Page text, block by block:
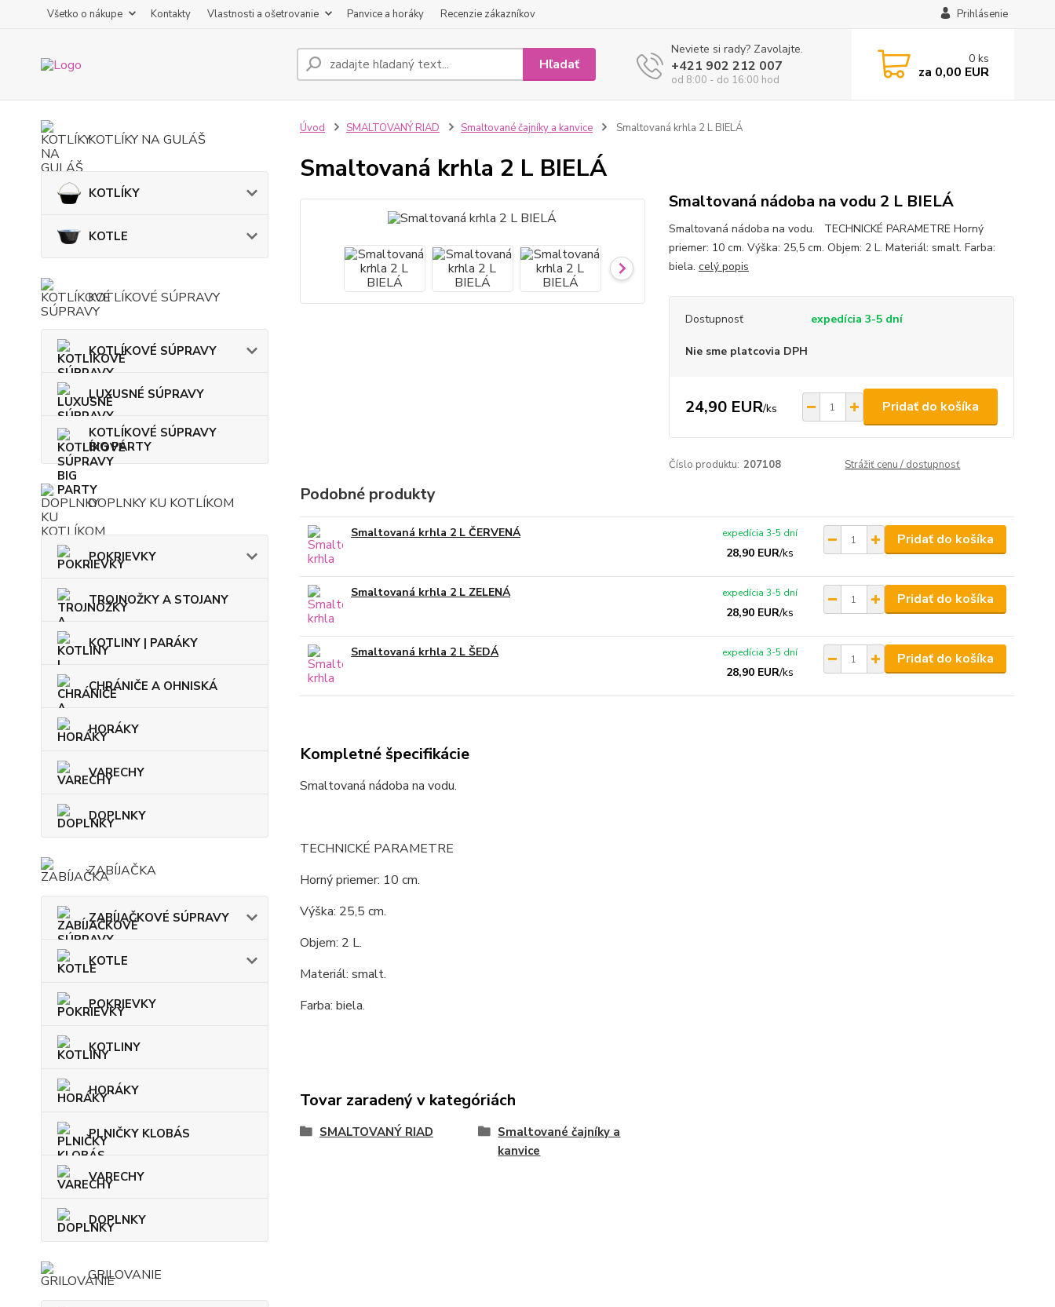
Všetko o nákupe Kontakty Vlastnosti a ošetrovanie Panvice a horáky Recenzie zákazníkov Prihlásenie
Hľadať
Neviete si rady? Zavolajte.
+421 902 212 007
od 8:00 - do 16:00 hod
0 ks
za 0,00 EUR
KOTLÍKY NA GULÁŠ
KOTLÍKY
KOTLE
KOTLÍKOVÉ SÚPRAVY
KOTLÍKOVÉ SÚPRAVY
LUXUSNÉ SÚPRAVY
KOTLÍKOVÉ SÚPRAVY
BIG PARTY
DOPLNKY KU KOTLÍKOM
POKRIEVKY
TROJNOŽKY A STOJANY
KOTLINY | PARÁKY
CHRÁNIČE A OHNISKÁ
HORÁKY
VARECHY
DOPLNKY
ZABÍJAČKA
ZABÍJAČKOVÉ SÚPRAVY
KOTLE
POKRIEVKY
KOTLINY
HORÁKY
PLNIČKY KLOBÁS
VARECHY
DOPLNKY
GRILOVANIE
Úvod SMALTOVANÝ RIAD Smaltované čajníky a kanvice Smaltovaná krhla 2 L BIELÁ
Smaltovaná krhla 2 L BIELÁ
Smaltovaná nádoba na vodu 2 L BIELÁ
Smaltovaná nádoba na vodu. TECHNICKÉ PARAMETRE Horný
priemer: 10 cm. Výška: 25,5 cm. Objem: 2 L. Materiál: smalt. Farba:
biela. celý popis
Dostupnosť expedícia 3-5 dní
Nie sme platcovia DPH
24,90 EUR/ks Pridať do košíka
Číslo produktu: 207108 Strážiť cenu / dostupnosť
Podobné produkty
Smaltovaná krhla 2 L ČERVENÁ
28,90 EUR/ks
expedícia 3-5 dní Pridať do košíka
Smaltovaná krhla 2 L ZELENÁ
28,90 EUR/ks
expedícia 3-5 dní Pridať do košíka
Smaltovaná krhla 2 L ŠEDÁ
28,90 EUR/ks
expedícia 3-5 dní Pridať do košíka
Kompletné špecifikácie
Smaltovaná nádoba na vodu.
TECHNICKÉ PARAMETRE
Horný priemer: 10 cm.
Výška: 25,5 cm.
Objem: 2 L.
Materiál: smalt.
Farba: biela.
Tovar zaradený v kategóriách
SMALTOVANÝ RIAD
Smaltované čajníky a
kanvice